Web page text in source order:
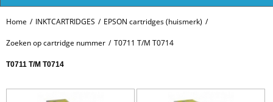
Home / INKTCARTRIDGES / EPSON cartridges (huismerk) /
Zoeken op cartridge nummer / T0711 T/M T0714
T0711 T/M T0714